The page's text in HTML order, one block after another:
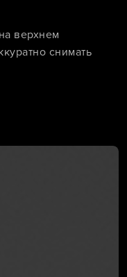
верхнем
снимать